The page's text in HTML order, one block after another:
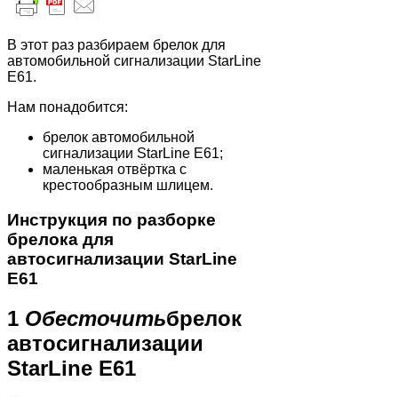
В этот раз разбираем брелок для
автомобильной сигнализации StarLine
E61.
Нам понадобится:
брелок автомобильной
сигнализации StarLine E61;
маленькая отвёртка с
крестообразным шлицем.
Инструкция по разборке
брелока для
автосигнализации StarLine
E61
1 Обесточитьбрелок
автосигнализации
StarLine E61